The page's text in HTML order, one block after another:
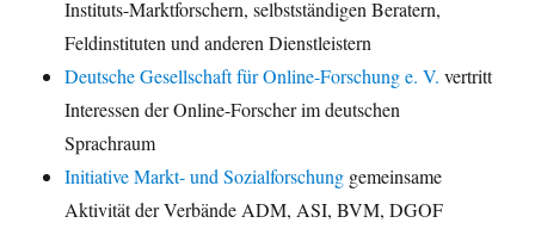
Instituts-Marktforschern, selbstständigen Beratern,
Feldinstituten und anderen Dienstleistern
Deutsche Gesellschaft für Online-Forschung e. V. vertritt
Interessen der Online-Forscher im deutschen
Sprachraum
Initiative Markt- und Sozialforschung gemeinsame
Aktivität der Verbände ADM, ASI, BVM, DGOF